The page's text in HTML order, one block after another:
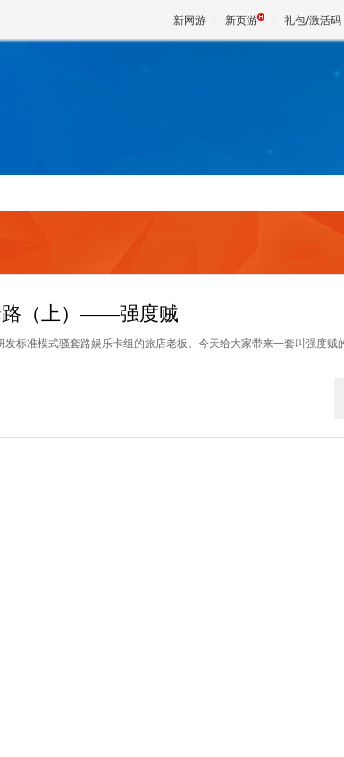
新网游 新页游 礼包/激活码
路（上）——强度贼
标准模式骚套路娱乐卡组的旅店老板。今天给大家带来一套叫强度贼